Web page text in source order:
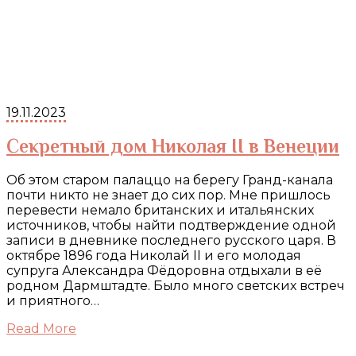
19.11.2023
Секретный дом Николая II в Венеции
Об этом старом палаццо на берегу Гранд-канала
почти никто не знает до сих пор. Мне пришлось
перевести немало британских и итальянских
источников, чтобы найти подтверждение одной
записи в дневнике последнего русского царя. В
октябре 1896 года Николай II и его молодая
супруга Александра Фёдоровна отдыхали в её
родном Дармштадте. Было много светских встреч
и приятного…
Read More